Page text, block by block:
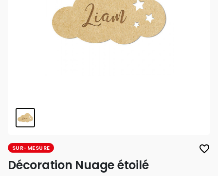
SUR-MESURE favorite_border
Décoration Nuage étoilé